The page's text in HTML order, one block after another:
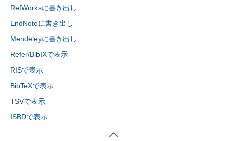
RefWorksに書き出し
EndNoteに書き出し
Mendeleyに書き出し
Refer/BibIXで表示
RISで表示
BibTeXで表示
TSVで表示
ISBDで表示